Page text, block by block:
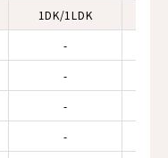
1DK/1LDK
-
-
-
-